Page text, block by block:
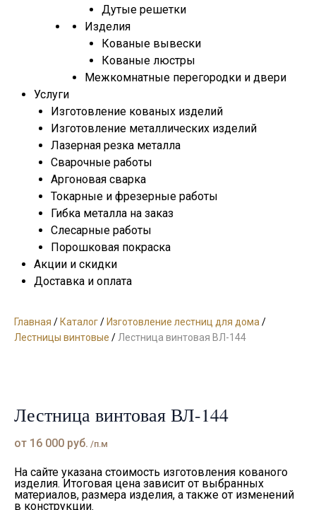
Дутые решетки
Изделия
Кованые вывески
Кованые люстры
Межкомнатные перегородки и двери
Услуги
Изготовление кованых изделий
Изготовление металлических изделий
Лазерная резка металла
Сварочные работы
Аргоновая сварка
Токарные и фрезерные работы
Гибка металла на заказ
Слесарные работы
Порошковая покраска
Акции и скидки
Доставка и оплата
Главная /Каталог/Изготовление лестниц для дома /
Лестницы винтовые / Лестница винтовая ВЛ-144
Лестница винтовая ВЛ-144
от 16 000 руб. /п.м
На сайте указана стоимость изготовления кованого
изделия. Итоговая цена зависит от выбранных
материалов, размера изделия, а также от изменений
в конструкции.